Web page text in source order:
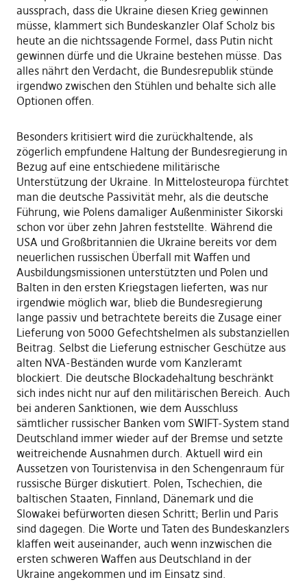
aussprach, dass die Ukraine diesen Krieg gewinnen
müsse, klammert sich Bundeskanzler Olaf Scholz bis
heute an die nichtssagende Formel, dass Putin nicht
gewinnen dürfe und die Ukraine bestehen müsse. Das
alles nährt den Verdacht, die Bundesrepublik stünde
irgendwo zwischen den Stühlen und behalte sich alle
Optionen offen.
Besonders kritisiert wird die zurückhaltende, als
zögerlich empfundene Haltung der Bundesregierung in
Bezug auf eine entschiedene militärische
Unterstützung der Ukraine. In Mittelosteuropa fürchtet
man die deutsche Passivität mehr, als die deutsche
Führung, wie Polens damaliger Außenminister Sikorski
schon vor über zehn Jahren feststellte. Während die
USA und Großbritannien die Ukraine bereits vor dem
neuerlichen russischen Überfall mit Waffen und
Ausbildungsmissionen unterstützten und Polen und
Balten in den ersten Kriegstagen lieferten, was nur
irgendwie möglich war, blieb die Bundesregierung
lange passiv und betrachtete bereits die Zusage einer
Lieferung von 5000 Gefechtshelmen als substanziellen
Beitrag. Selbst die Lieferung estnischer Geschütze aus
alten NVA-Beständen wurde vom Kanzleramt
blockiert. Die deutsche Blockadehaltung beschränkt
sich indes nicht nur auf den militärischen Bereich. Auch
bei anderen Sanktionen, wie dem Ausschluss
sämtlicher russischer Banken vom SWIFT-System stand
Deutschland immer wieder auf der Bremse und setzte
weitreichende Ausnahmen durch. Aktuell wird ein
Aussetzen von Touristenvisa in den Schengenraum für
russische Bürger diskutiert. Polen, Tschechien, die
baltischen Staaten, Finnland, Dänemark und die
Slowakei befürworten diesen Schritt; Berlin und Paris
sind dagegen. Die Worte und Taten des Bundeskanzlers
klaffen weit auseinander, auch wenn inzwischen die
ersten schweren Waffen aus Deutschland in der
Ukraine angekommen und im Einsatz sind.